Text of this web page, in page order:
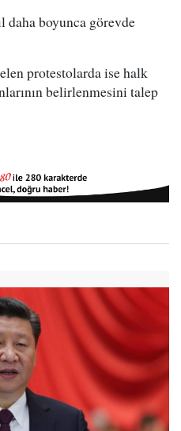
daha boyunca görevde
protestolarda ise halk
belirlenmesini talep